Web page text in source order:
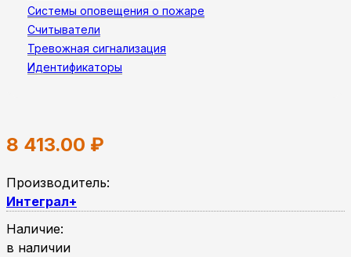
Системы оповещения о пожаре
Считыватели
Тревожная сигнализация
Идентификаторы
8 413.00 ₽
Производитель:
Интеграл+
Наличие:
в наличии